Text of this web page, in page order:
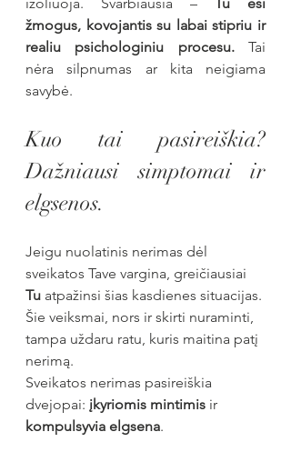
žmogus, kovojantis su labai stipriu ir
realiu psichologiniu procesu. Tai
nėra silpnumas ar kita neigiama
savybė.
Kuo tai pasireiškia?
Dažniausi simptomai ir
elgsenos.
Jeigu nuolatinis nerimas dėl
sveikatos Tave vargina, greičiausiai
Tu atpažinsi šias kasdienes situacijas.
Šie veiksmai, nors ir skirti nuraminti,
tampa uždaru ratu, kuris maitina patį
nerimą.
Sveikatos nerimas pasireiškia
dvejopai: įkyriomis mintimis ir
kompulsyvia elgsena.